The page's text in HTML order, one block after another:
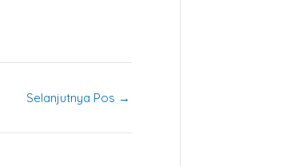
Selanjutnya Pos →